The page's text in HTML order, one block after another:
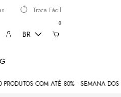
Troca Fácil
BR
0
ATÉ 80% • SEMANA DOS PAIS: